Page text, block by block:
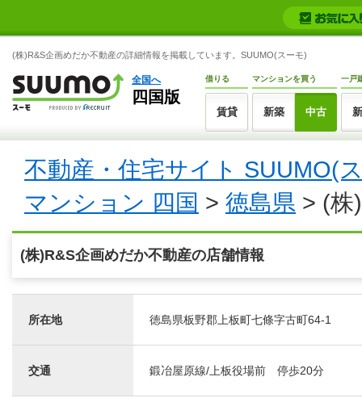
(株)R&S企画めだか不動産の詳細情報を掲載しています。SUUMO(スーモ)
全国へ
四国版
借りる
賃貸
マンションを買う
新築 中古
一戸
不動産・住宅サイト SUUMO(
マンション 四国 > 徳島県 > (株
(株)R&S企画めだか不動産の店舗情報
所在地 徳島県板野郡上板町七條字古町64-1
交通 鍛冶屋原線/上板役場前 停歩20分